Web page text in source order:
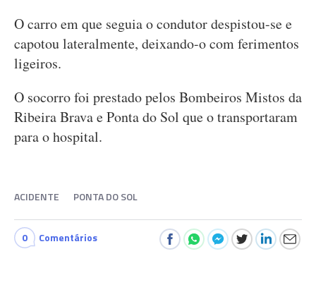
O carro em que seguia o condutor despistou-se e
capotou lateralmente, deixando-o com ferimentos
ligeiros.
O socorro foi prestado pelos Bombeiros Mistos da
Ribeira Brava e Ponta do Sol que o transportaram
para o hospital.
ACIDENTE PONTA DO SOL
0 Comentários